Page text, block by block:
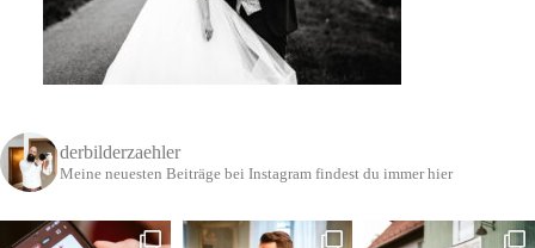
derbilderzaehler
Meine neuesten Beiträge bei Instagram findest du immer hier
IMPRESSUM
DATENSCHUTZERKLÄRUNG